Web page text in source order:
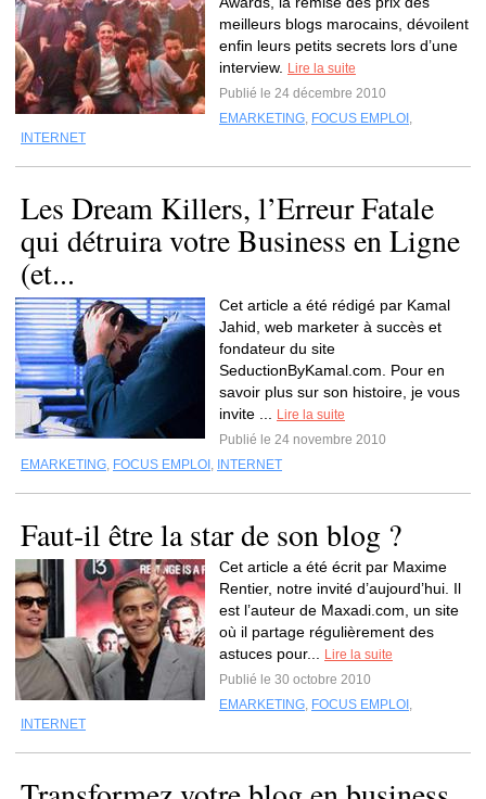
meilleurs blogs marocains, dévoilent
enfin leurs petits secrets lors d’une
interview.
Lire la suite
Publié le 24 décembre 2010
EMARKETING, FOCUS EMPLOI ,
INTERNET
Les Dream Killers, l’Erreur Fatale
qui détruira votre Business en Ligne
(et...
Cet article a été rédigé par Kamal
Jahid, web marketer à succès et
fondateur du site
SeductionByKamal.com. Pour en
savoir plus sur son histoire, je vous
invite ...
Lire la suite
Publié le 24 novembre 2010
EMARKETING, FOCUS EMPLOI , INTERNET
Faut-il être la star de son blog ?
Cet article a été écrit par Maxime
Rentier, notre invité d’aujourd’hui. Il
est l’auteur de Maxadi.com, un site
où il partage régulièrement des
astuces pour...
Lire la suite
Publié le 30 octobre 2010
EMARKETING, FOCUS EMPLOI ,
INTERNET